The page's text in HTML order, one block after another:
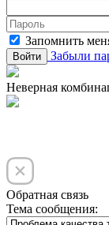
Запомнить
Войти Забыли
Неверная
Обратная связь
Тема сообщения: